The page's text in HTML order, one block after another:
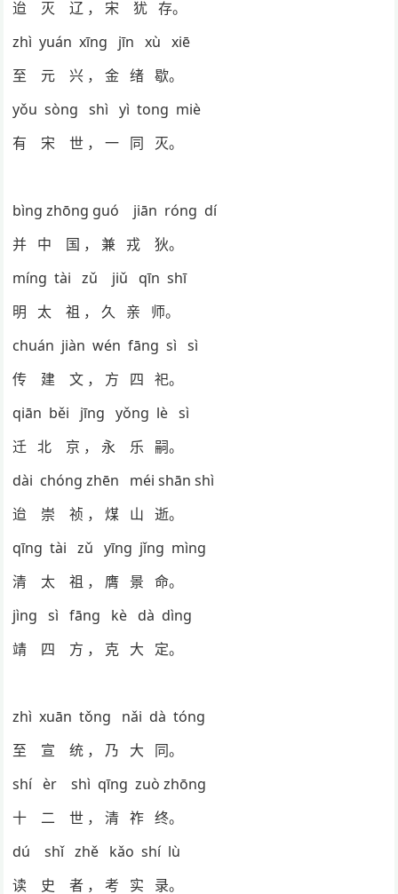
迨 灭 辽 ， 宋 犹 存。
zhì yuán xīng jīn xù xiē
至 元 兴 ， 金 绪 歇。
yǒu sòng shì yì tong miè
有 宋 世 ， 一 同 灭。
bìng zhōng guó jiān róng dí
并 中 国 ， 兼 戎 狄。
míng tài zǔ jiǔ qīn shī
明 太 祖 ， 久 亲 师。
chuán jiàn wén fāng sì sì
传 建 文 ， 方 四 祀。
qiān běi jīng yǒng lè sì
迁 北 京 ， 永 乐 嗣。
dài chóng zhēn méi shān shì
迨 崇 祯 ， 煤 山 逝。
qīng tài zǔ yīng jǐng mìng
清 太 祖 ， 膺 景 命。
jìng sì fāng kè dà dìng
靖 四 方 ， 克 大 定。
zhì xuān tǒng nǎi dà tóng
至 宣 统 ， 乃 大 同。
shí èr shì qīng zuò zhōng
十 二 世 ， 清 祚 终。
dú shǐ zhě kǎo shí lù
读 史 者 ， 考 实 录。